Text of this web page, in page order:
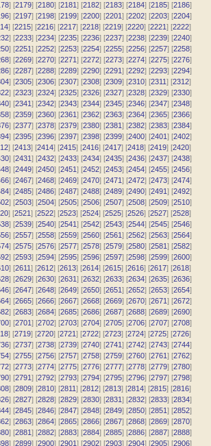
] [2179] [2180] [2181] [2182] [2183] [2184] [2185] [2186]
] [2197] [2198] [2199] [2200] [2201] [2202] [2203] [2204]
] [2215] [2216] [2217] [2218] [2219] [2220] [2221] [2222]
] [2233] [2234] [2235] [2236] [2237] [2238] [2239] [2240]
] [2251] [2252] [2253] [2254] [2255] [2256] [2257] [2258]
] [2269] [2270] [2271] [2272] [2273] [2274] [2275] [2276]
] [2287] [2288] [2289] [2290] [2291] [2292] [2293] [2294]
] [2305] [2306] [2307] [2308] [2309] [2310] [2311] [2312]
] [2323] [2324] [2325] [2326] [2327] [2328] [2329] [2330]
] [2341] [2342] [2343] [2344] [2345] [2346] [2347] [2348]
] [2359] [2360] [2361] [2362] [2363] [2364] [2365] [2366]
] [2377] [2378] [2379] [2380] [2381] [2382] [2383] [2384]
] [2395] [2396] [2397] [2398] [2399] [2400] [2401] [2402]
] [2413] [2414] [2415] [2416] [2417] [2418] [2419] [2420]
] [2431] [2432] [2433] [2434] [2435] [2436] [2437] [2438]
] [2449] [2450] [2451] [2452] [2453] [2454] [2455] [2456]
] [2467] [2468] [2469] [2470] [2471] [2472] [2473] [2474]
] [2485] [2486] [2487] [2488] [2489] [2490] [2491] [2492]
] [2503] [2504] [2505] [2506] [2507] [2508] [2509] [2510]
] [2521] [2522] [2523] [2524] [2525] [2526] [2527] [2528]
] [2539] [2540] [2541] [2542] [2543] [2544] [2545] [2546]
] [2557] [2558] [2559] [2560] [2561] [2562] [2563] [2564]
] [2575] [2576] [2577] [2578] [2579] [2580] [2581] [2582]
] [2593] [2594] [2595] [2596] [2597] [2598] [2599] [2600]
] [2611] [2612] [2613] [2614] [2615] [2616] [2617] [2618]
] [2629] [2630] [2631] [2632] [2633] [2634] [2635] [2636]
] [2647] [2648] [2649] [2650] [2651] [2652] [2653] [2654]
] [2665] [2666] [2667] [2668] [2669] [2670] [2671] [2672]
] [2683] [2684] [2685] [2686] [2687] [2688] [2689] [2690]
] [2701] [2702] [2703] [2704] [2705] [2706] [2707] [2708]
] [2719] [2720] [2721] [2722] [2723] [2724] [2725] [2726]
] [2737] [2738] [2739] [2740] [2741] [2742] [2743] [2744]
] [2755] [2756] [2757] [2758] [2759] [2760] [2761] [2762]
] [2773] [2774] [2775] [2776] [2777] [2778] [2779] [2780]
] [2791] [2792] [2793] [2794] [2795] [2796] [2797] [2798]
] [2809] [2810] [2811] [2812] [2813] [2814] [2815] [2816]
] [2827] [2828] [2829] [2830] [2831] [2832] [2833] [2834]
] [2845] [2846] [2847] [2848] [2849] [2850] [2851] [2852]
] [2863] [2864] [2865] [2866] [2867] [2868] [2869] [2870]
] [2881] [2882] [2883] [2884] [2885] [2886] [2887] [2888]
] [2899] [2900] [2901] [2902] [2903] [2904] [2905] [2906]